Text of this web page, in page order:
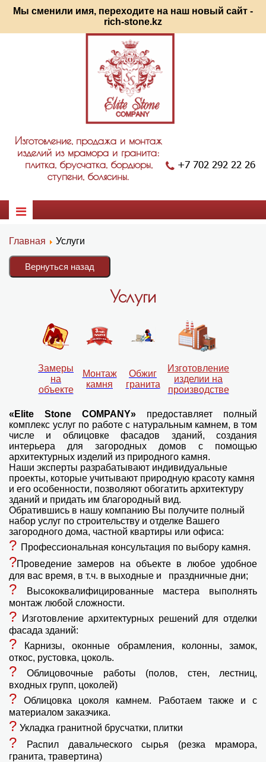
Мы сменили имя, переходите на наш новый сайт -
rich-stone.kz
Изготовление, продажа и монтаж
изделий из мрамора и гранита:
плитка, брусчатка, бордюры,
ступени, болясины.
+7 702 292 22 26
Главная Услуги
Услуги
Замеры
на
объекте
Монтаж
камня
Обжиг
гранита
Изготовление
изделии на
производстве
«Elite Stone COMPANY» предоставляет полный
комплекс услуг по работе с натуральным камнем, в том
числе и облицовке фасадов зданий, создания
интерьера для загородных домов с помощью
архитектурных изделий из природного камня.
Наши эксперты разрабатывают индивидуальные
проекты, которые учитывают природную красоту камня
и его особенности, позволяют обогатить архитектуру
зданий и придать им благородный вид.
Обратившись в нашу компанию Вы получите полный
набор услуг по строительству и отделке Вашего
загородного дома, частной квартиры или офиса:
? Профессиональная консультация по выбору камня.
?Проведение замеров на объекте в любое удобное
для вас время, в т.ч. в выходные и праздничные дни;
?
Высококвалифицированные мастера выполнять
монтаж любой сложности.
?
Изготовление архитектурных решений для отделки
фасада зданий:
?
Карнизы, оконные обрамления, колонны, замок,
откос, рустовка, цоколь.
?
Облицовочные работы (полов, стен, лестниц,
входных групп, цоколей)
?
Облицовка цоколя камнем. Работаем также и с
материалом заказчика.
? Укладка гранитной брусчатки, плитки
?
Распил давальческого сырья (резка мрамора,
гранита, травертина)